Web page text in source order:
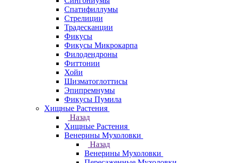
Спатифиллумы
Стрелиции
Традесканции
Фикусы
Фикусы Микрокарпа
Филодендроны
Фиттонии
Хойи
Шизматоглоттисы
Эпипремнумы
Фикусы Пумила
Хищные Растения
Назад
Хищные Растения
Венерины Мухоловки
Назад
Венерины Мухоловки